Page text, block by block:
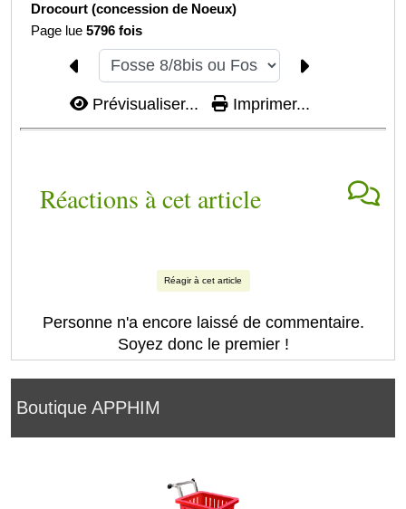
Boutique APPHIM
Drocourt (concession de Noeux)
Page lue5796 fois
Prévisualiser... Imprimer...
Réactions à cet article
Réagir à cet article
Personne n'a encore laissé de commentaire.
Soyez donc le premier !